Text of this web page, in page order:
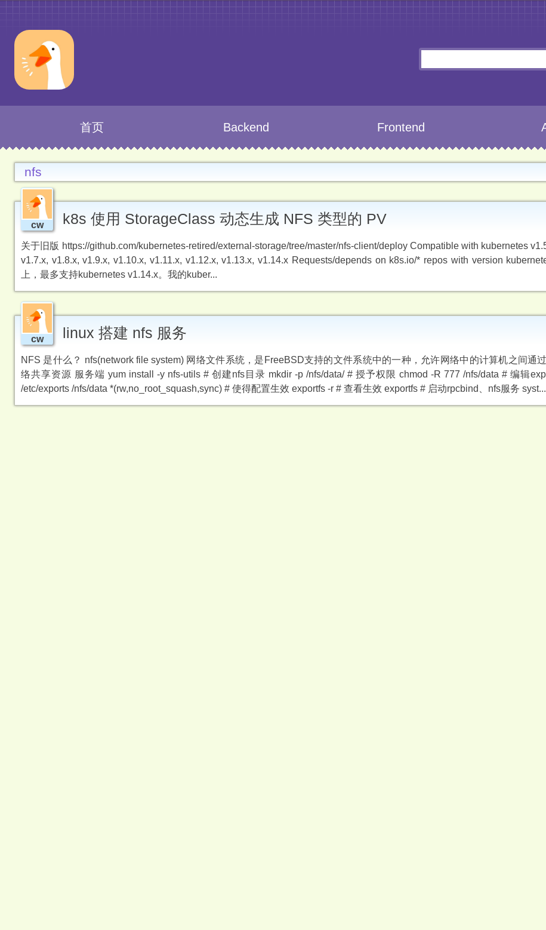
首页 Backend Frontend
nfs
cw k8s 使用 StorageClass 动态生成 NFS 类型的 PV
关于旧版 https://github.com/kubernetes-retired/external-storage/tree/master/nfs-client/deploy Compatible with kubernetes
v1.7.x, v1.8.x, v1.9.x, v1.10.x, v1.11.x, v1.12.x, v1.13.x, v1.14.x Requests/depends on k8s.io/* repos with version
上，最多支持kubernetes v1.14.x。我的kuber...
cw linux 搭建 nfs 服务
NFS 是什么？ nfs(network file system) 网络文件系统，是FreeBSD支持的文件系统中的一种，允许网络中的计算机之间通
络共享资源 服务端 yum install -y nfs-utils # 创建nfs目录 mkdir -p /nfs/data/ # 授予权限 chmod -R 777 /nfs/data # 编辑
/etc/exports /nfs/data *(rw,no_root_squash,sync) # 使得配置生效 exportfs -r # 查看生效 exportfs # 启动rpcbind、nfs服务 syst...